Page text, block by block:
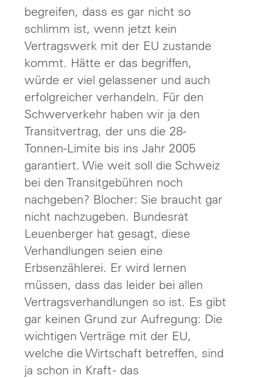
begreifen, dass es gar nicht so
schlimm ist, wenn jetzt kein
Vertragswerk mit der EU zustande
kommt. Hätte er das begriffen,
würde er viel gelassener und auch
erfolgreicher verhandeln. Für den
Schwerverkehr haben wir ja den
Transitvertrag, der uns die 28-
Tonnen-Limite bis ins Jahr 2005
garantiert. Wie weit soll die Schweiz
bei den Transitgebühren noch
nachgeben? Blocher: Sie braucht gar
nicht nachzugeben. Bundesrat
Leuenberger hat gesagt, diese
Verhandlungen seien eine
Erbsenzählerei. Er wird lernen
müssen, dass das leider bei allen
Vertragsverhandlungen so ist. Es gibt
gar keinen Grund zur Aufregung: Die
wichtigen Verträge mit der EU,
welche die Wirtschaft betreffen, sind
ja schon in Kraft - das